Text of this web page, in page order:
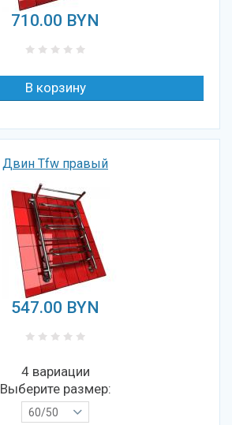
710.00 BYN
Двин Tfw правый
547.00 BYN
4 вариации
Выберите размер:
60/50